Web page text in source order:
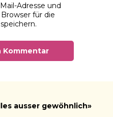
Adresse und
für die
ausser gewöhnlich»